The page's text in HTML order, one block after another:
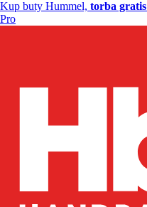
Kup buty Hummel, torba gratis
Pro